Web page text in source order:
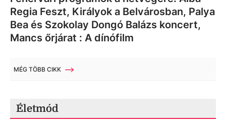
Regia Feszt, Királyok a Belvárosban, Palya
Bea és Szokolay Dongó Balázs koncert,
Mancs őrjárat : A dínófilm
MÉG TÖBB CIKK
Életmód